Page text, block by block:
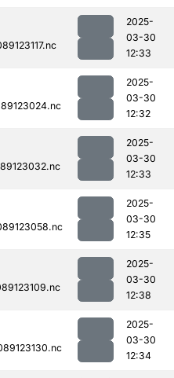
2025-
03-30
12:33
2025-
03-30
12:32
2025-
03-30
12:33
2025-
03-30
12:35
2025-
03-30
12:38
2025-
03-30
12:34